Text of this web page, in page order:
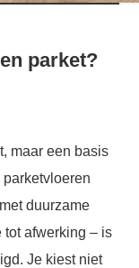
parket?
maar een basis
duurzame
tot afwerking – is
Je kiest niet